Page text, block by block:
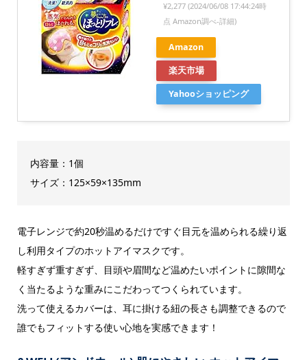
¥2,277 (2024/06/08 17:44:24時
点 Amazon調べ-詳細)
Amazon
楽天市場
Yahooショッピング
内容量：1個
サイズ：125×59×135mm
電子レンジで約20秒温めるだけですぐ目元を温められる繰り返
し利用タイプのホットアイマスクです。
軽すぎず重すぎず、目頭や眉間など温めたいポイントに隙間な
く当たるような重みにこだわってつくられています。
洗って使えるカバーは、耳に掛ける紐の長さも調整できるので
誰でもフィットする使い心地を実感できます！